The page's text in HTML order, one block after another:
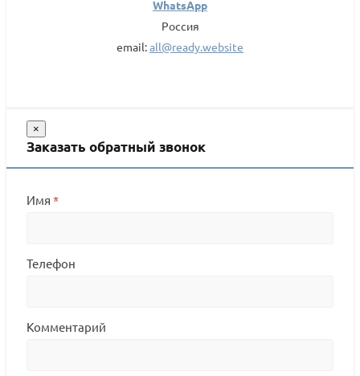
WhatsApp
Россия
email:all@ready.website
×
Заказать обратный звонок
Имя *
Телефон
Комментарий